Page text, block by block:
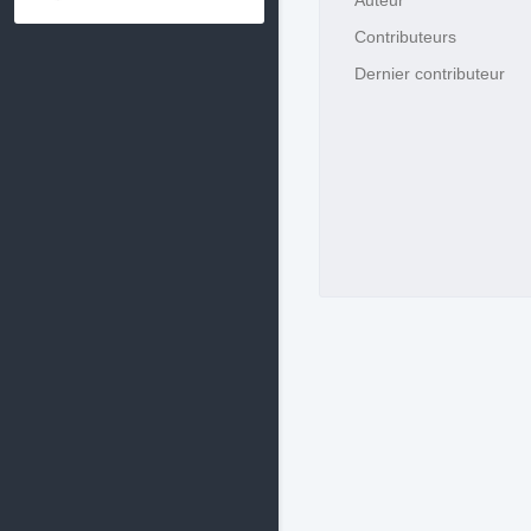
Contributeurs
Dernier contributeur